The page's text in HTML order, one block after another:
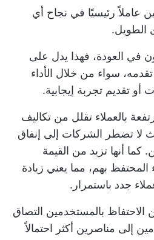
عاملاً رئيسيًا في نجاح أي
الطويل.
في العودة، فهذا يدل على
سواء من خلال الأداء
أو تقديم تجربة إيجابية.
بالعملاء تقلل من تكاليف
لا تضطر الشركات إلى إنفاق
كما أنها تزيد من القيمة
المحتفظ بهم، مما يعني زيادة
جدد باستمرار.
بالمستخدمين التصاق
إلى مناصرين أكثر احتمالاً